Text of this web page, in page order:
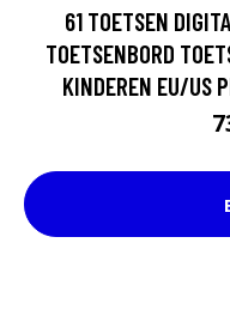
61 TOETSEN
TOETSENBORD
KINDEREN EU/US